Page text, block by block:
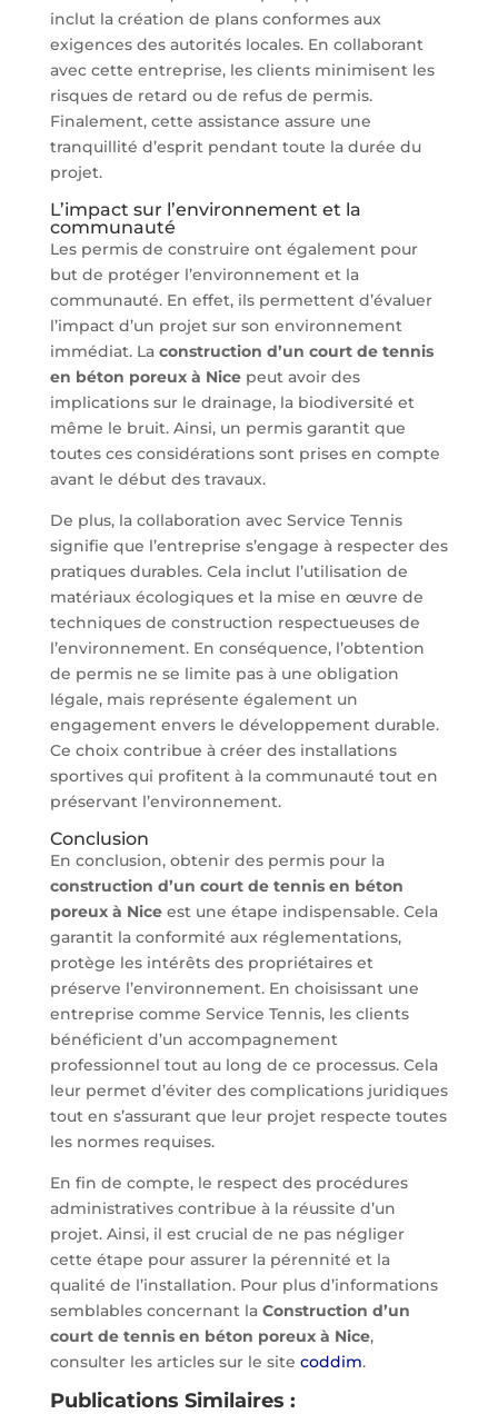
inclut la création de plans conformes aux
exigences des autorités locales. En collaborant
avec cette entreprise, les clients minimisent les
risques de retard ou de refus de permis.
Finalement, cette assistance assure une
tranquillité d’esprit pendant toute la durée du
projet.
L’impact sur l’environnement et la
communauté
Les permis de construire ont également pour
but de protéger l’environnement et la
communauté. En effet, ils permettent d’évaluer
l’impact d’un projet sur son environnement
immédiat. La construction d’un court de tennis
en béton poreux à Nicepeut avoir des
implications sur le drainage, la biodiversité et
même le bruit. Ainsi, un permis garantit que
toutes ces considérations sont prises en compte
avant le début des travaux.
De plus, la collaboration avec Service Tennis
signifie que l’entreprise s’engage à respecter des
pratiques durables. Cela inclut l’utilisation de
matériaux écologiques et la mise en œuvre de
techniques de construction respectueuses de
l’environnement. En conséquence, l’obtention
de permis ne se limite pas à une obligation
légale, mais représente également un
engagement envers le développement durable.
Ce choix contribue à créer des installations
sportives qui profitent à la communauté tout en
préservant l’environnement.
Conclusion
En conclusion, obtenir des permis pour la
construction d’un court de tennis en béton
poreux à Niceest une étape indispensable. Cela
garantit la conformité aux réglementations,
protège les intérêts des propriétaires et
préserve l’environnement. En choisissant une
entreprise comme Service Tennis, les clients
bénéficient d’un accompagnement
professionnel tout au long de ce processus. Cela
leur permet d’éviter des complications juridiques
tout en s’assurant que leur projet respecte toutes
les normes requises.
En fin de compte, le respect des procédures
administratives contribue à la réussite d’un
projet. Ainsi, il est crucial de ne pas négliger
cette étape pour assurer la pérennité et la
qualité de l’installation. Pour plus d’informations
semblables concernant la Construction d’un
court de tennis en béton poreux à Nice,
consulter les articles sur le site coddim.
Publications Similaires :